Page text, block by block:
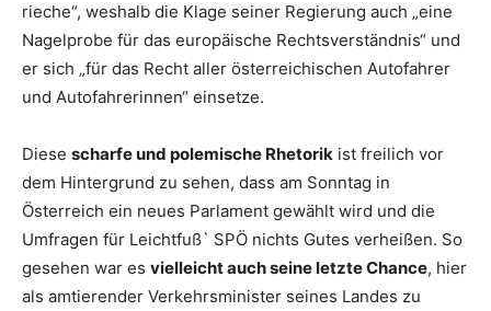
rieche“, weshalb die Klage seiner Regierung auch „eine
Nagelprobe für das europäische Rechtsverständnis“ und
er sich „für das Recht aller österreichischen Autofahrer
und Autofahrerinnen“ einsetze.
Diese scharfe und polemische Rhetorik ist freilich vor
dem Hintergrund zu sehen, dass am Sonntag in
Österreich ein neues Parlament gewählt wird und die
Umfragen für Leichtfuß` SPÖ nichts Gutes verheißen. So
gesehen war es vielleicht auch seine letzte Chance, hier
als amtierender Verkehrsminister seines Landes zu